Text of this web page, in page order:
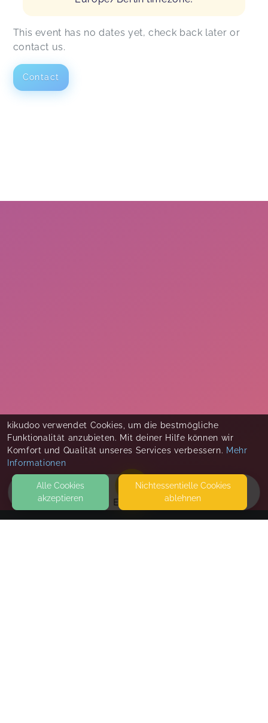
EVENTS
This event has no dates yet, check back later or
contact us.
Contact
kikudoo verwendet Cookies, um die bestmögliche
Funktionalität anzubieten. Mit deiner Hilfe können wir
Komfort und Qualität unseres Services verbessern. Mehr
Informationen
Alle Cookies
akzeptieren
Nicht­essentielle Cookies
ablehnen